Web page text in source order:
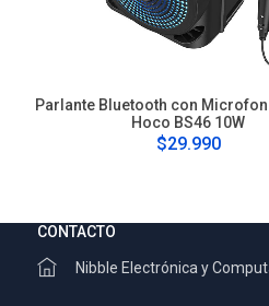
Parlante Bluetooth con
Hoco BS46 10W
$29.990
CONTACTO
Nibble Electrónica y